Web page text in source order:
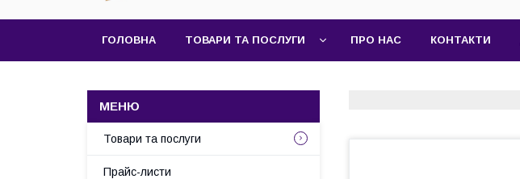
ГОЛОВНА ТОВАРИ ТА ПОСЛУГИ ПРО НАС КОНТАКТИ
Товари та послуги
Прайс-листи